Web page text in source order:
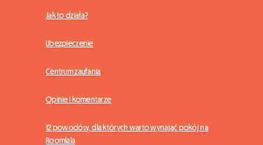
Jak to działa?
Ubezpieczenie
Centrum zaufania
Opinie i komentarze
12 powodów, dla których warto wynająć pokój na
Roomlala